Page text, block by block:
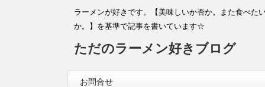
ラーメンが好きです。【美味しいか否か。また食べた
か。】を基準で記事を書いています☆
ただのラーメン好きブログ
お問合せ